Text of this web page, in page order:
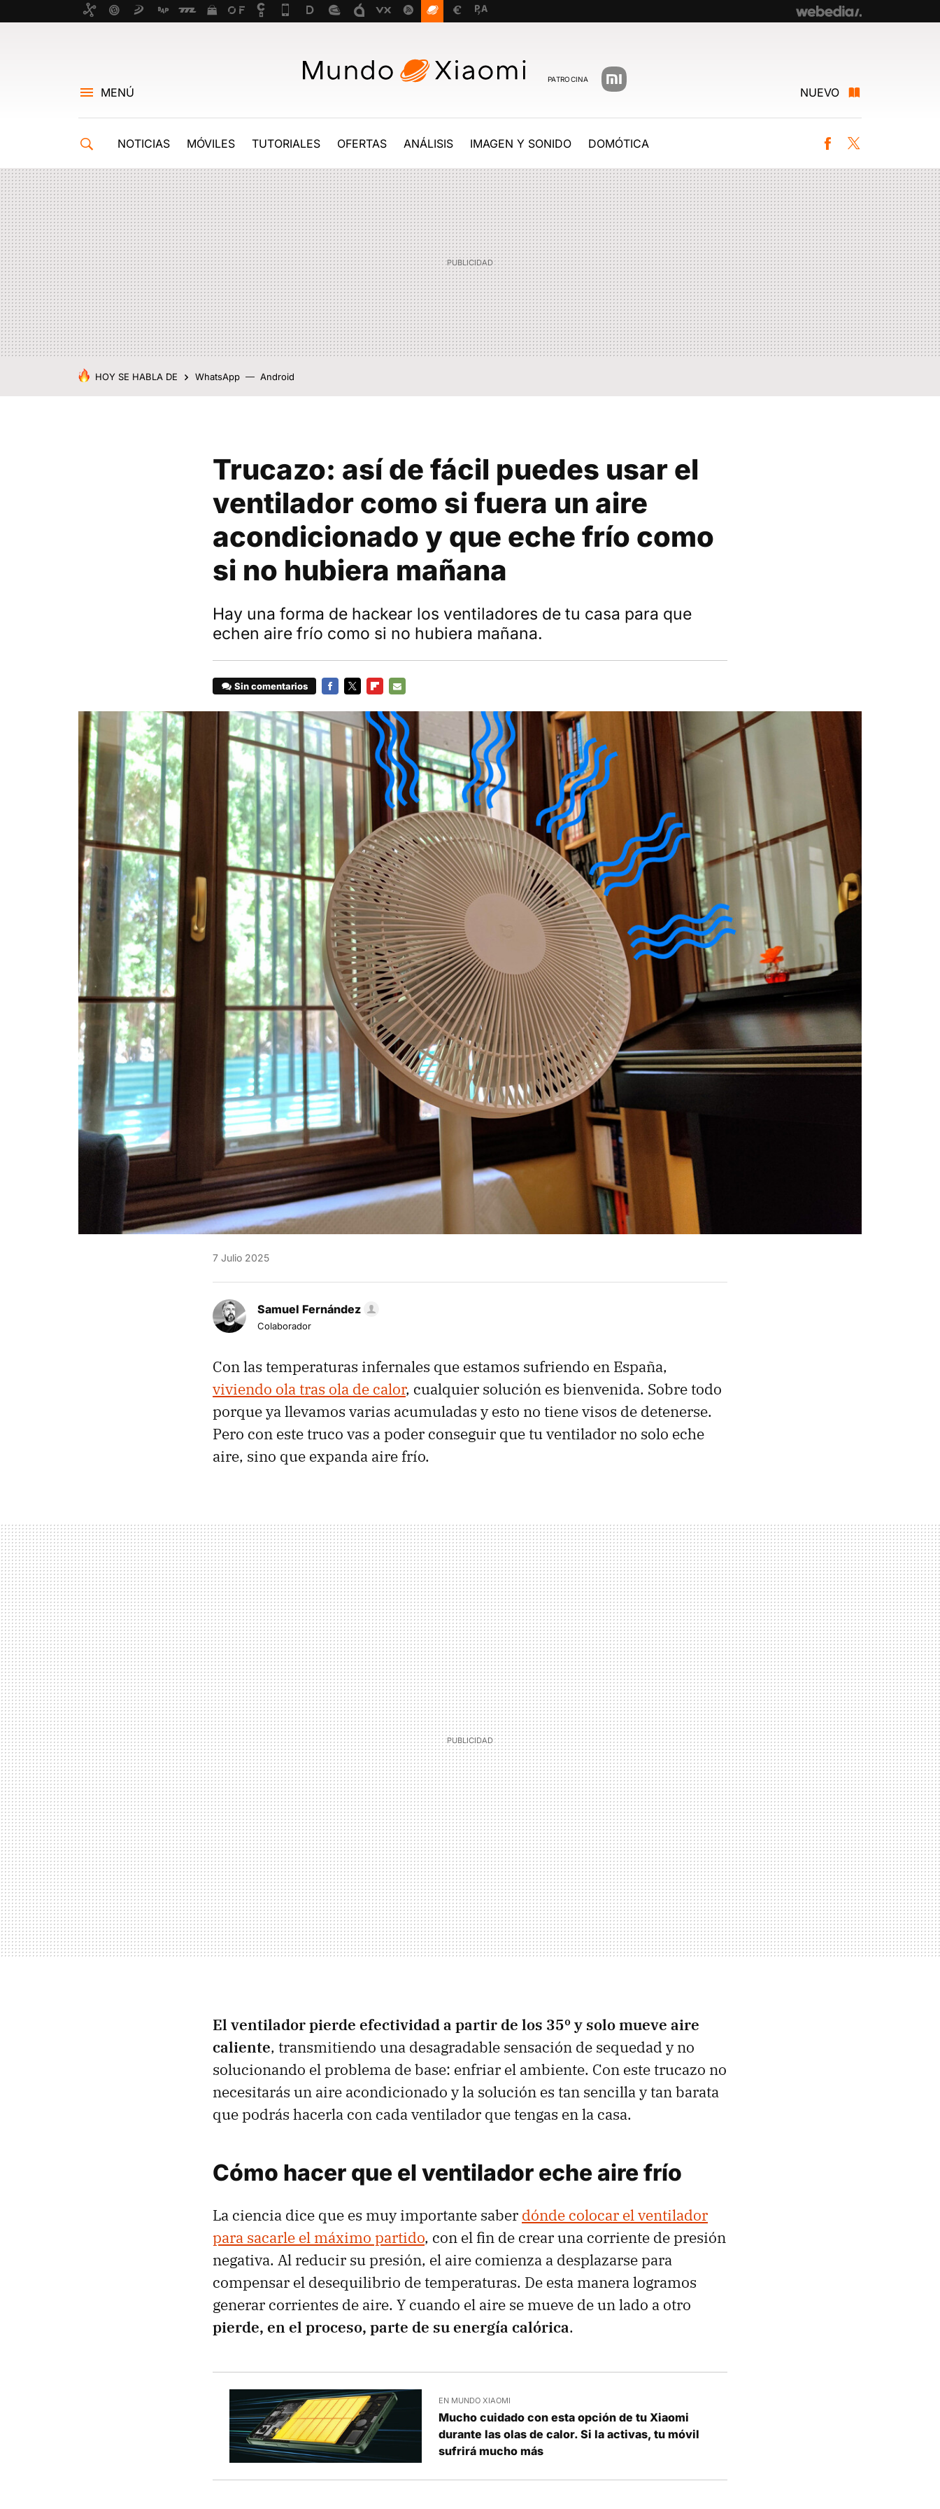
PATROCINA
MENÚ NUEVO
NOTICIAS MÓVILES TUTORIALES OFERTAS ANÁLISIS IMAGEN Y SONIDO DOMÓTICA Facebook
HOY SE HABLA DE WhatsApp Android
Trucazo: así de fácil puedes usar el
ventilador como si fuera un aire
acondicionado y que eche frío como
si no hubiera mañana
Hay una forma de hackear los ventiladores de tu casa para que
echen aire frío como si no hubiera mañana.
Sin comentarios
MAIL
7 Julio 2025
Samuel Fernández
Colaborador
Con las temperaturas infernales que estamos sufriendo en España,
viviendo ola tras ola de calor, cualquier solución es bienvenida. Sobre todo
porque ya llevamos varias acumuladas y esto no tiene visos de detenerse.
Pero con este truco vas a poder conseguir que tu ventilador no solo eche
aire, sino que expanda aire frío.
El ventilador pierde efectividad a partir de los 35º y solo mueve aire
caliente, transmitiendo una desagradable sensación de sequedad y no
solucionando el problema de base: enfriar el ambiente. Con este trucazo no
necesitarás un aire acondicionado y la solución es tan sencilla y tan barata
que podrás hacerla con cada ventilador que tengas en la casa.
Cómo hacer que el ventilador eche aire frío
La ciencia dice que es muy importante saber dónde colocar el ventilador
para sacarle el máximo partido, con el fin de crear una corriente de presión
negativa. Al reducir su presión, el aire comienza a desplazarse para
compensar el desequilibrio de temperaturas. De esta manera logramos
generar corrientes de aire. Y cuando el aire se mueve de un lado a otro
pierde, en el proceso, parte de su energía calórica.
EN MUNDO XIAOMI
Mucho cuidado con esta opción de tu Xiaomi
durante las olas de calor. Si la activas, tu móvil
sufrirá mucho más